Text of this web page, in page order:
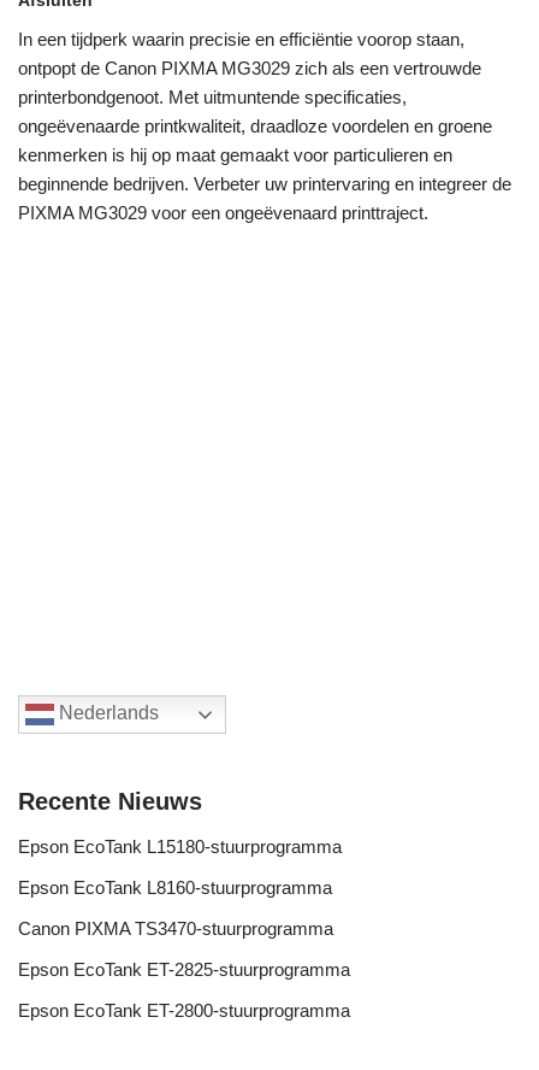
In een tijdperk waarin precisie en efficiëntie voorop staan,
ontpopt de Canon PIXMA MG3029 zich als een vertrouwde
printerbondgenoot. Met uitmuntende specificaties,
ongeëvenaarde printkwaliteit, draadloze voordelen en groene
kenmerken is hij op maat gemaakt voor particulieren en
beginnende bedrijven. Verbeter uw printervaring en integreer de
PIXMA MG3029 voor een ongeëvenaard printtraject.
Nederlands
Recente Nieuws
Epson EcoTank L15180-stuurprogramma
Epson EcoTank L8160-stuurprogramma
Canon PIXMA TS3470-stuurprogramma
Epson EcoTank ET-2825-stuurprogramma
Epson EcoTank ET-2800-stuurprogramma